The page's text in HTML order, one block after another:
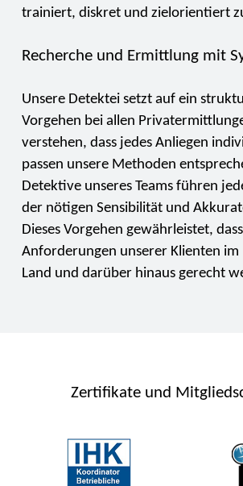
trainiert, diskret und zielorientiert
Recherche und Ermittlung mit
Unsere Detektei setzt auf ein
Vorgehen bei allen
verstehen, dass jedes Anliegen
passen unsere Methoden
Detektive unseres Teams führen
der nötigen Sensibilität und
Dieses Vorgehen gewährleistet,
Anforderungen unserer Klienten
Land und darüber hinaus gerecht
Zertifikate und